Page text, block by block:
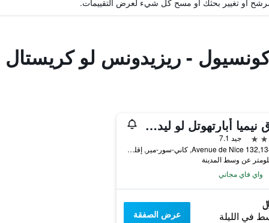
مرشح أو تغيير بحثك أو مسح كل شيء لعرض التقييمات.
- ريزيدونس لو كريستال
فندق نيميا أبارتهوتل لو ليدو جانيس سور مير
جيد 7.1
132,134,136 Avenue de Nice, كاني-سور-مير, إقليم الألب البحري, فرنسا
واي فاي مجاني
في الليلة عرض الصفقة